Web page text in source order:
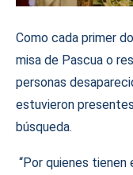
Como cada primer
misa de Pascua o
personas
estuvieron
búsqueda.
“Por quienes tienen